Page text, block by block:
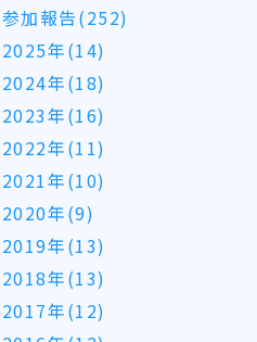
参加報告(252)
2025年(14)
2024年(18)
2023年(16)
2022年(11)
2021年(10)
2020年(9)
2019年(13)
2018年(13)
2017年(12)